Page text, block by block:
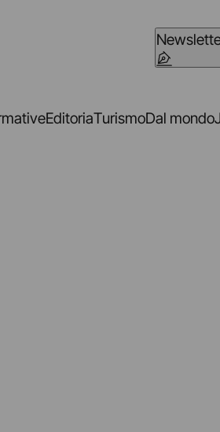
EditoriaTurismoDal mondo